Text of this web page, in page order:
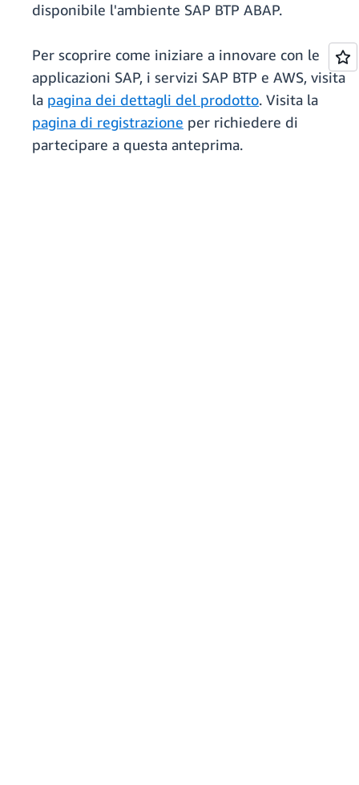
disponibile l'ambiente SAP BTP ABAP.
Per scoprire come iniziare a innovare con le
applicazioni SAP, i servizi SAP BTP e AWS, visita
la pagina dei dettagli del prodotto. Visita la
pagina di registrazione per richiedere di
partecipare a questa anteprima.